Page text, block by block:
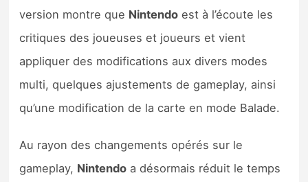
Previews
Précommandes
Précommandes jeux Switch 2
Bons plans
version montre que Nintendo est à l’écoute les
critiques des joueuses et joueurs et vient
appliquer des modifications aux divers modes
multi, quelques ajustements de gameplay, ainsi
qu’une modification de la carte en mode Balade.
Au rayon des changements opérés sur le
gameplay, Nintendo a désormais réduit le temps